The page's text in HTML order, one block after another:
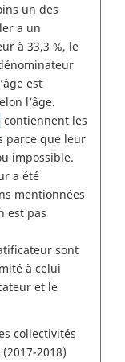
un des
a un
à 33,3 %, le
est
l’âge.
contiennent les
parce que leur
impossible.
a été
mentionnées
est pas
sont
à celui
et le
collectivités
2018)